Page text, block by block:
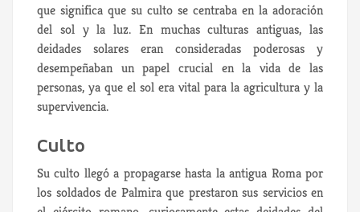
que significa que su culto se centraba en la adoración
del sol y la luz. En muchas culturas antiguas, las
deidades solares eran consideradas poderosas y
desempeñaban un papel crucial en la vida de las
personas, ya que el sol era vital para la agricultura y la
supervivencia.
Culto
Su culto llegó a propagarse hasta la antigua Roma por
los soldados de Palmira que prestaron sus servicios en